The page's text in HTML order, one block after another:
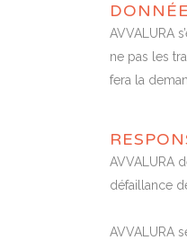
AVVALURA
ne pas les
fera la
AVVALURA
défaillance
AVVALURA